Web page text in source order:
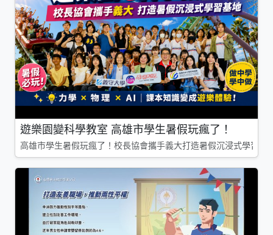
遊樂園變科學教室 高雄市學生暑假玩瘋了！
高雄市學生暑假玩瘋了！校長協會攜手義大打造暑假沉浸式學習基